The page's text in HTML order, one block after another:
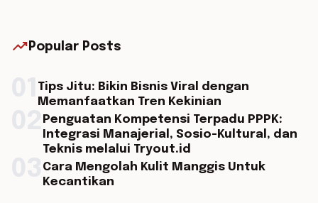
trending_up Popular Posts
Tips Jitu: Bikin Bisnis Viral dengan
Memanfaatkan Tren Kekinian
Penguatan Kompetensi Terpadu PPPK:
Integrasi Manajerial, Sosio-Kultural, dan
Teknis melalui Tryout.id
Cara Mengolah Kulit Manggis Untuk
Kecantikan